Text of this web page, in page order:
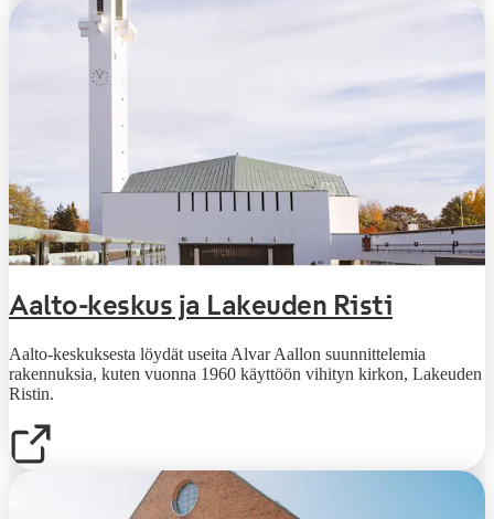
Aalto-keskus ja Lakeuden Risti
Aalto-keskuksesta löydät useita Alvar Aallon suunnittelemia
rakennuksia, kuten vuonna 1960 käyttöön vihityn kirkon, Lakeuden
Ristin.